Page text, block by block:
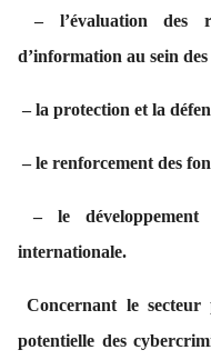
– l’évaluation des
d’information au sein
– la protection et la
– le renforcement des
– le
internationale.
Concernant le
potentielle des